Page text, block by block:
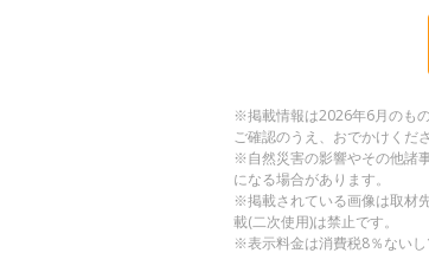
※掲載情報は2026年6月のも
ご確認のうえ、おでかけくださ
※自然災害の影響やその他諸
になる場合があります。
※掲載されている画像は取材
載(二次使用)は禁止です。
※表示料金は消費税8％ないし